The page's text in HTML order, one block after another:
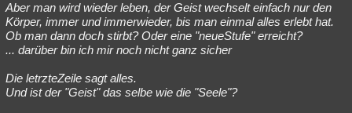
Aber man wird wieder leben, der Geist wechselt einfach nur den
Körper, immer und immerwieder, bis man einmal alles erlebt hat.
Ob man dann doch stirbt? Oder eine "neueStufe" erreicht?
... darüber bin ich mir noch nicht ganz sicher
Die letrzteZeile sagt alles.
Und ist der "Geist" das selbe wie die "Seele"?